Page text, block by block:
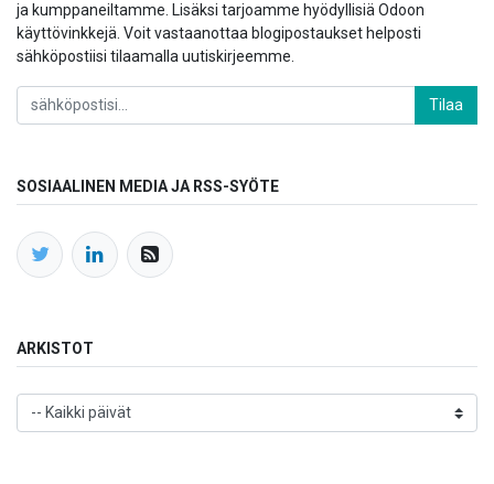
ja kumppaneiltamme. Lisäksi tarjoamme hyödyllisiä Odoon
käyttövinkkejä. Voit vastaanottaa blogipostaukset helposti
sähköpostiisi tilaamalla uutiskirjeemme.
Tilaa
SOSIAALINEN MEDIA JA RSS-SYÖTE
ARKISTOT